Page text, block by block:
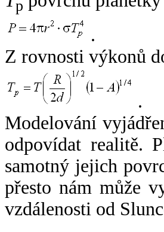
p
.
Z rovnosti výkonů
.
Modelování
odpovídat realitě.
samotný jejich
přesto nám může
vzdálenosti od